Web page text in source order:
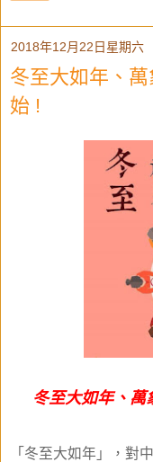
2018年12月22日星期六
冬至大如年、
始 !
冬至大如年、
「冬至大如年」，對